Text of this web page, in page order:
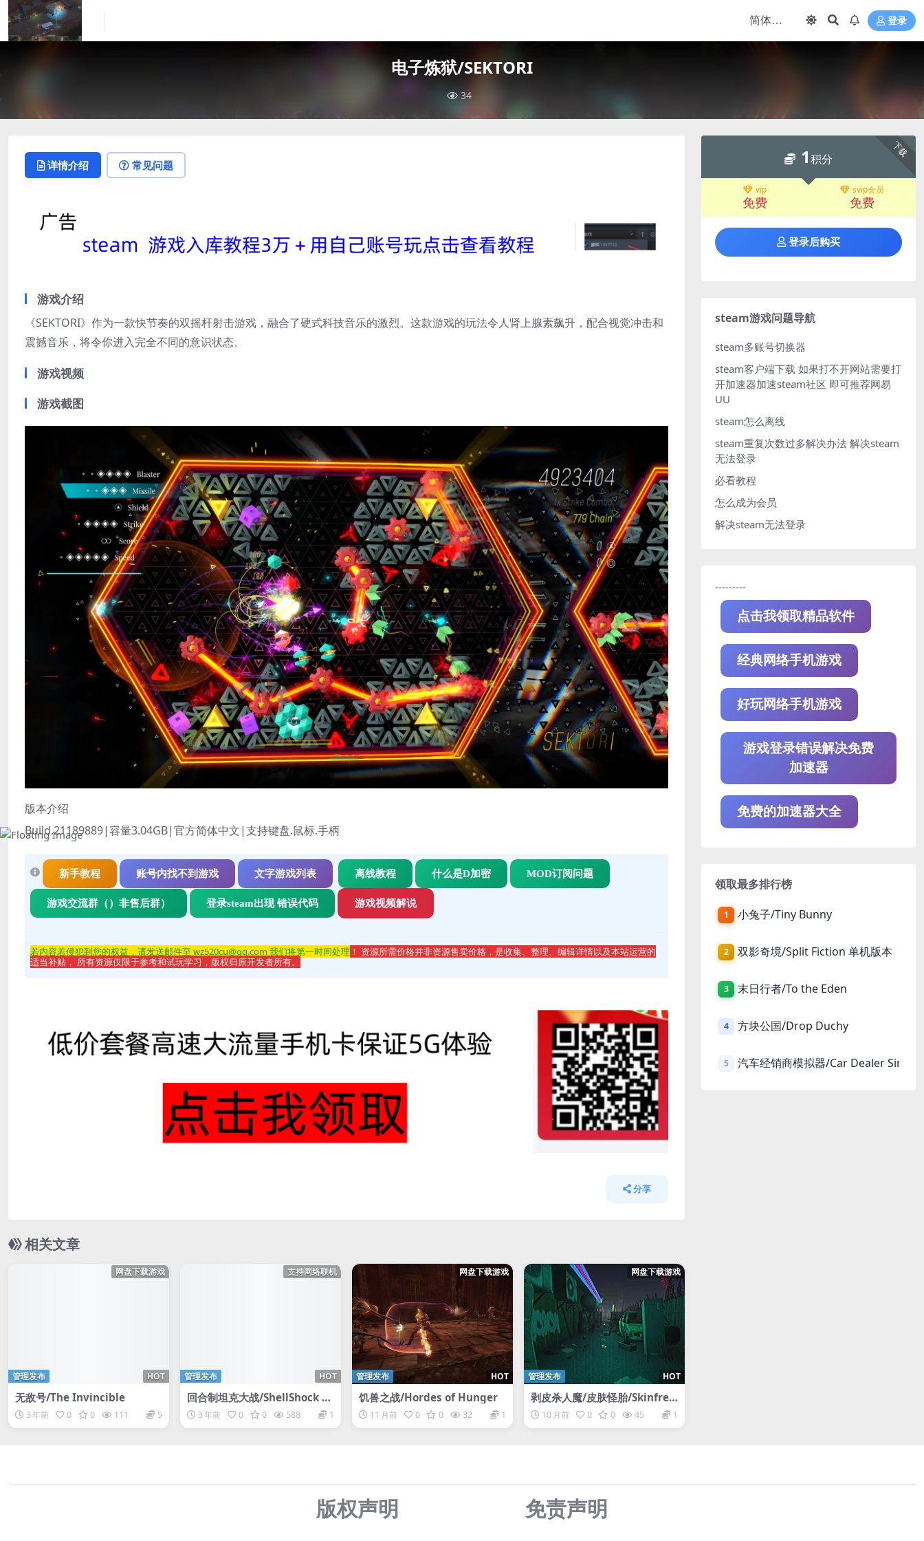
登录
电子炼狱/SEKTORI
34
详情介绍 常见问题
游戏介绍
《SEKTORI》作为一款快节奏的双摇杆射击游戏，融合了硬式科技音乐的激烈。这款游戏的玩法令人肾上腺素飙升，配合视觉冲击和
震撼音乐，将令你进入完全不同的意识状态。
游戏视频
游戏截图
版本介绍
Build.21189889|容量3.04GB|官方简体中文|支持键盘.鼠标.手柄
新手教程 账号内找不到游戏 文字游戏列表 离线教程 什么是D加密 MOD订阅问题
游戏交流群（）非售后群） 登录steam出现 错误代码 游戏视频解说
若内容若侵犯到您的权益，请发送邮件至 wz520cu@qq.com 我们将第一时间处理 ！ 资源所需价格并非资源售卖价格，是收集、整理、编辑详情以及本站运营的
适当补贴， 所有资源仅限于参考和试玩学习，版权归原开发者所有。
分享
相关文章
网盘下载游戏
HOT
管理发布
无敌号/The Invincible
3 年前 0 0 111 5
支持网络联机
HOT
管理发布
回合制坦克大战/ShellShock Li
ve/支持网络联机
3 年前 0 0 588 1
网盘下载游戏
HOT
管理发布
饥兽之战/Hordes of Hunger
11 月前 0 0 32 1
网盘下载游戏
HOT
管理发布
剥皮杀人魔/皮肤怪胎/Skinfrea
k 10 月前 0 0 45 1
下载
1积分
vip
免费
svip会员
免费
登录后购买
steam游戏问题导航
steam多账号切换器
steam客户端下载 如果打不开网站需要打
开加速器加速steam社区 即可推荐网易
UU
steam怎么离线
steam重复次数过多解决办法 解决steam
无法登录
必看教程
怎么成为会员
解决steam无法登录
---------
点击我领取精品软件
经典网络手机游戏
好玩网络手机游戏
游戏登录错误解决免费
加速器
免费的加速器大全
领取最多排行榜
1 小兔子/Tiny Bunny
2 双影奇境/Split Fiction 单机版本
3 末日行者/To the Eden
4 方块公国/Drop Duchy
5 汽车经销商模拟器/Car Dealer
版权声明 免责声明